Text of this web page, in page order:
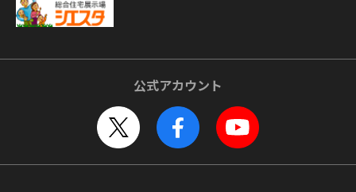
公式アカウント